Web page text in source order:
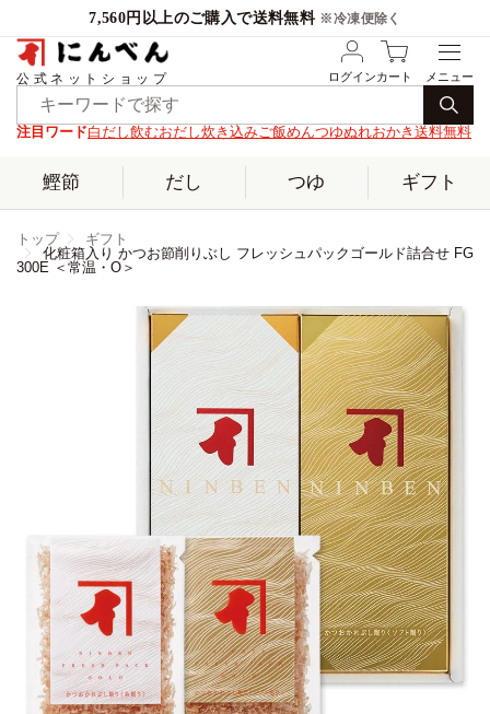
7,560円以上のご購入で送料無料 ※冷凍便除く
公式ネットショップ ログインカート
注目ワード白だし飲むおだし炊き込みご飯めんつゆぬれおかき 送料無料
鰹節 だし つゆ ギフト
トップ
ギフト
化粧箱入り かつお節削りぶし フレッシュパックゴールド詰合せ FG
300E ＜常温・O＞